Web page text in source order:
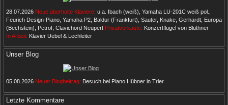
28.07.2026 Neue überholte Klaviere: u.a. Ibach (weiß), Yamaha LU-201C weiß pol.,
Feurich Design-Piano, Yamaha P2, Baldur (Frankfurt), Sauter, Knake, Gerhardt, Europa
(Bechstein), Petrof, Clavichord Neupert Privatverkäufe: Konzertflügel von Blüthner
In Arbeit: Klavier Uebel & Lechleiter
Unser Blog
05.08.2026 Neuer Blogbeitrag: Besuch bei Piano Hübner in Trier
Letzte Kommentare